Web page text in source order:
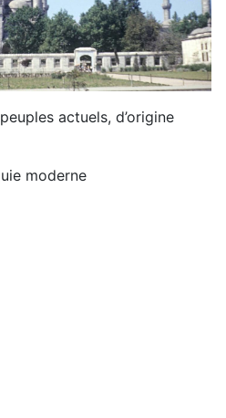
actuels, d’origine
moderne